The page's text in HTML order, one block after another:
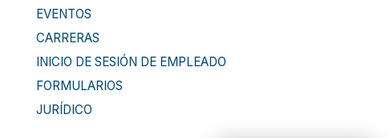
EVENTOS
CARRERAS
INICIO DE SESIÓN DE EMPLEADO
FORMULARIOS
JURÍDICO